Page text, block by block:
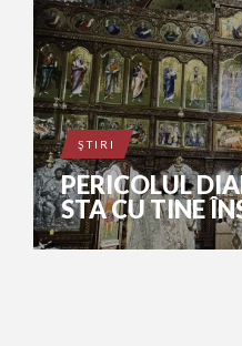
ŞTIRI
PERICOLUL
STA CU TINE